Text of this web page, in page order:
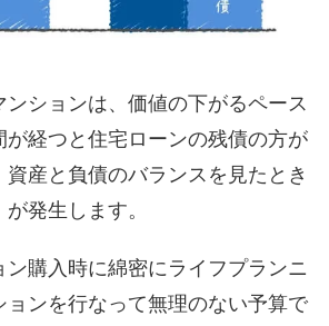
ンションは、価値の下がるペース
が経つと住宅ローンの残債の方が
産と負債のバランスを見たとき
発生します。
ン購入時に綿密にライフプランニ
ョンを行なって無理のない予算で